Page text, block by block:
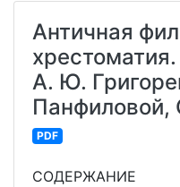
Античная
А. Ю.
Панфиловой,
PDF
СОДЕРЖАНИЕ